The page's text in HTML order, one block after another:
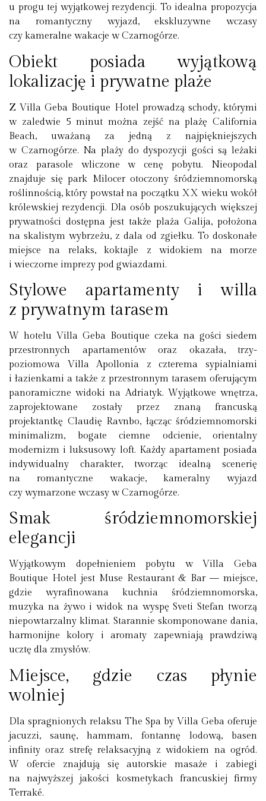
u progu tej wyjątkowej rezydencji. To idealna propozycja
na romantyczny wyjazd, ekskluzywne wczasy
czy kameralne wakacje w Czarnogórze.
Obiekt posiada wyjątkową
lokalizację i prywatne plaże
ZVilla Geba Boutique Hotel prowadzą schody, którymi
w zaledwie 5 minut można zejść naplażę California
Beach, uważaną za jedną z najpiękniejszych
w Czarnogórze. Na plaży do dyspozycji gości są leżaki
oraz parasole wliczone w cenę pobytu. Nieopodal
znajduje się park Milocer otoczony śródziemnomorską
roślinnością, który powstał na początku XX wieku wokół
królewskiej rezydencji. Dla osób poszukujących większej
prywatności dostępna jest także plaża Galija, położona
na skalistym wybrzeżu, z dala od zgiełku. To doskonałe
miejsce na relaks, koktajle z widokiem na morze
i wieczorne imprezy pod gwiazdami.
Stylowe apartamenty i willa
z prywatnym tarasem
W hotelu Villa Geba Boutique czeka na gości siedem
przestronnych apartamentów oraz okazała, trzy-
poziomowa Villa Apollonia z czterema sypialniami
i łazienkami a także z przestronnym tarasem oferującym
panoramiczne widoki na Adriatyk. Wyjątkowe wnętrza,
zaprojektowane zostały przez znaną francuską
projektantkę Claudię Ravnbo, łącząc śródziemnomorski
minimalizm, bogate ciemne odcienie, orientalny
modernizm i luksusowy loft. Każdy apartament posiada
indywidualny charakter, tworząc idealną scenerię
na romantyczne wakacje, kameralny wyjazd
czy wymarzone wczasy w Czarnogórze.
Smak śródziemnomorskiej
elegancji
Wyjątkowym dopełnieniem pobytu w Villa Geba
Boutique Hotel jest Muse Restaurant & Bar — miejsce,
gdzie wyrafinowana kuchnia śródziemnomorska,
muzyka na żywo i widok na wyspę Sveti Stefan tworzą
niepowtarzalny klimat. Starannie skomponowane dania,
harmonijne kolory i aromaty zapewniają prawdziwą
ucztę dla zmysłów.
Miejsce, gdzie czas płynie
wolniej
Dla spragnionych relaksu The Spa by Villa Geba oferuje
jacuzzi, saunę, hammam, fontannę lodową, basen
infinity oraz strefę relaksacyjną z widokiem na ogród.
W ofercie znajdują się autorskie masaże i zabiegi
na najwyższej jakości kosmetykach francuskiej firmy
Terraké.